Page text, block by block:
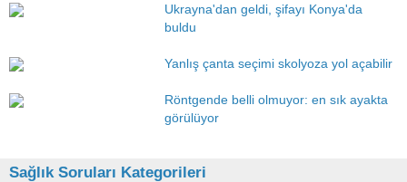
Ukrayna'dan geldi, şifayı Konya'da
buldu
Yanlış çanta seçimi skolyoza yol açabilir
Röntgende belli olmuyor: en sık ayakta
görülüyor
Sağlık Soruları Kategorileri